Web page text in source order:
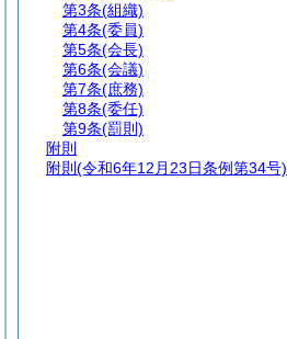
第3条(組織)
第4条(委員)
第5条(会長)
第6条(会議)
第7条(庶務)
第8条(委任)
第9条(罰則)
附則
附則 (令和6年12月23日条例第34号)